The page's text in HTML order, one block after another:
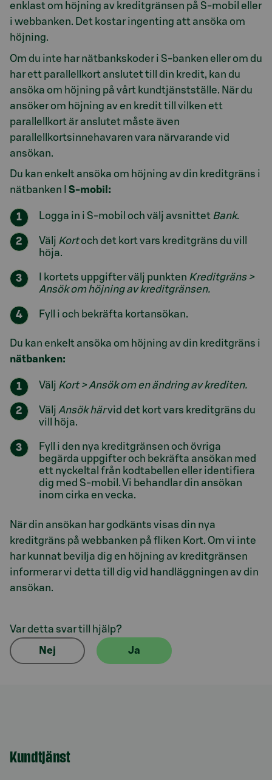
enklast om höjning av kreditgränsen på S-mobil eller
i webbanken. Det kostar ingenting att ansöka om
höjning.
Om du inte har nätbankskoder i S-banken eller om du
har ett parallellkort anslutet till din kredit, kan du
ansöka om höjning på vårt kundtjänstställe. När du
ansöker om höjning av en kredit till vilken ett
parallellkort är anslutet måste även
parallellkortsinnehavaren vara närvarande vid
ansökan.
Du kan enkelt ansöka om höjning av din kreditgräns i
nätbanken I S-mobil:
Logga in i S-mobil och välj avsnittet Bank.
Välj Kortoch det kort vars kreditgräns du vill
höja.
I kortets uppgifter välj punkten Kreditgräns >
Ansök om höjning av kreditgränsen.
Fyll i och bekräfta kortansökan.
Du kan enkelt ansöka om höjning av din kreditgräns i
nätbanken:
Välj Kort > Ansök om en ändring av krediten.
Välj Ansök härvid det kort vars kreditgräns du
vill höja.
Fyll i den nya kreditgränsen och övriga
begärda uppgifter och bekräfta ansökan med
ett nyckeltal från kodtabellen eller identifiera
dig med S-mobil. Vi behandlar din ansökan
inom cirka en vecka.
När din ansökan har godkänts visas din nya
kreditgräns på webbanken på fliken Kort. Om vi inte
har kunnat bevilja dig en höjning av kreditgränsen
informerar vi detta till dig vid handläggningen av din
ansökan.
Var detta svar till hjälp?
Nej Ja
Kundtjänst